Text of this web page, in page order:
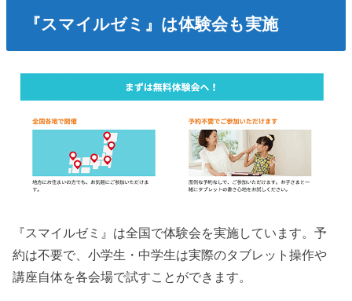
『スマイルゼミ』は体験会も実施
『スマイルゼミ』は全国で体験会を実施しています。予
約は不要で、小学生・中学生は実際のタブレット操作や
講座自体を各会場で試すことができます。